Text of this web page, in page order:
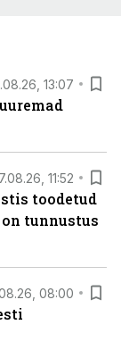
13:07
11:52
toodetud
tunnustus
08:00